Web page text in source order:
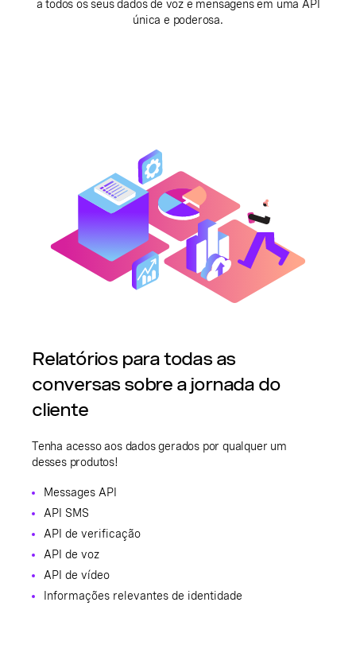
a todos os seus dados de voz e mensagens em uma API
única e poderosa.
Relatórios para todas as
conversas sobre a jornada do
cliente
Tenha acesso aos dados gerados por qualquer um
desses produtos!
Messages API
API SMS
API de verificação
API de voz
API de vídeo
Informações relevantes de identidade